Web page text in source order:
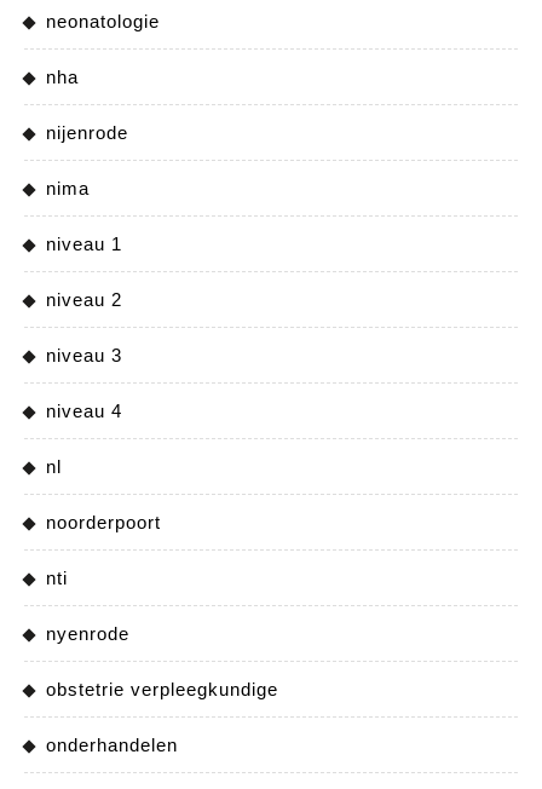
neonatologie
nha
nijenrode
nima
niveau 1
niveau 2
niveau 3
niveau 4
nl
noorderpoort
nti
nyenrode
obstetrie verpleegkundige
onderhandelen